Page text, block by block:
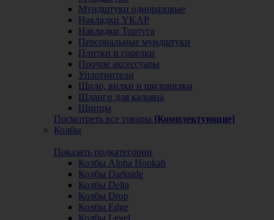
Мундштуки одноразовые
Накладки YKAP
Накладки Тортуга
Персональные мундштуки
Плитки и горелки
Прочие аксессуары
Уплотнители
Шило, вилки и шиловилки
Шланги для кальяна
Щипцы
Посмотреть все товары [Комплектующие]
Колбы
Показать подкатегории
Колбы Alpha Hookah
Колбы Darkside
Колбы Delta
Колбы Drop
Колбы Edge
Колбы Level